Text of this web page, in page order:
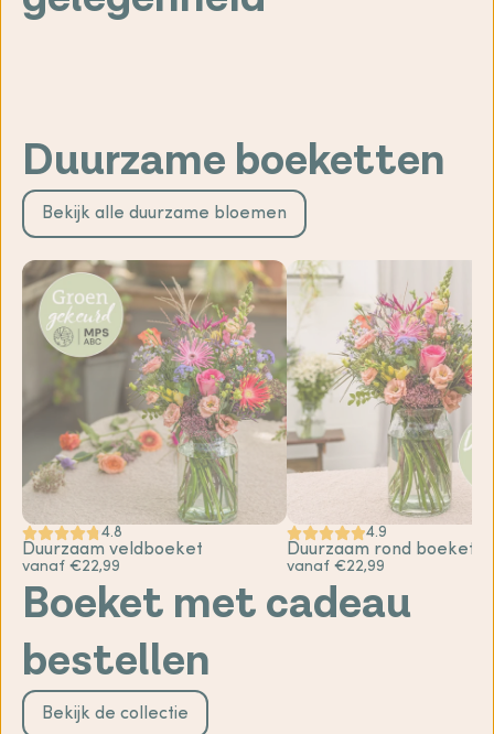
Sterkte
Duurzame boeketten
Bekijk alle duurzame bloemen
4.8
Duurzaam veldboeket
vanaf €22,99
4.9
Duurzaam rond boeket
vanaf €22,99
Boeket met cadeau
bestellen
Bekijk de collectie